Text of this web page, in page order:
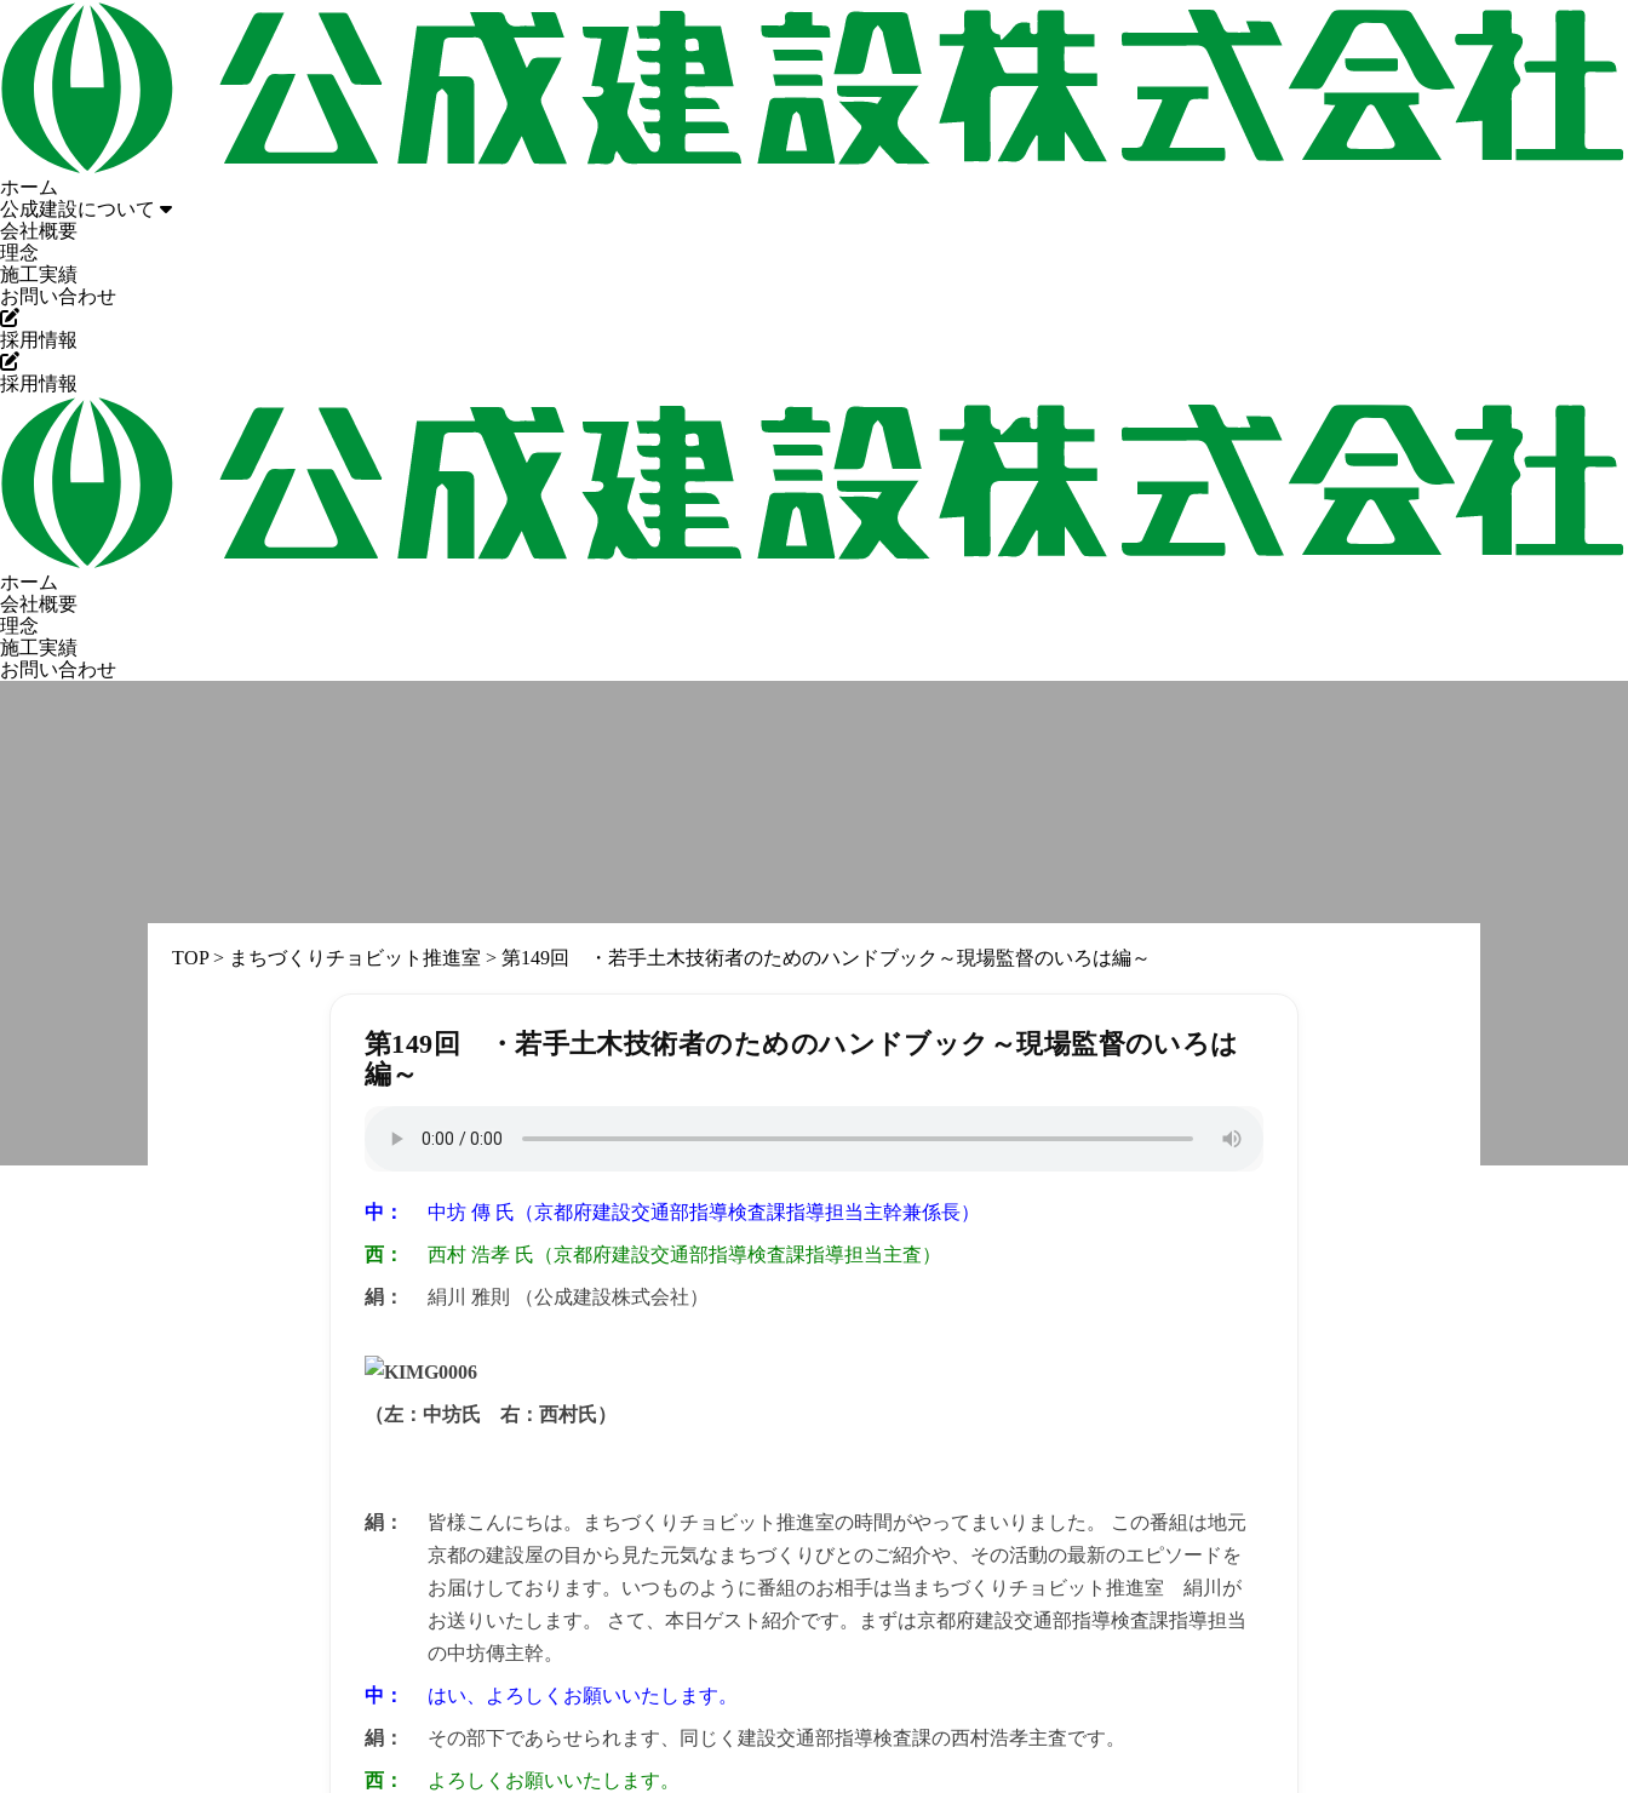
ホーム
公成建設について
会社概要
理念
施工実績
お問い合わせ
採用情報
採用情報
ホーム
会社概要
理念
施工実績
お問い合わせ
TOP> まちづくりチョビット推進室 > 第149回 ・若手土木技術者のためのハンドブック～現場監督のいろは編～
第149回 ・若手土木技術者のためのハンドブック～現場監督のいろは
編～
中： 中坊 傳 氏（京都府建設交通部指導検査課指導担当主幹兼係長）
西： 西村 浩孝 氏（京都府建設交通部指導検査課指導担当主査）
絹： 絹川 雅則 （公成建設株式会社）
（左：中坊氏 右：西村氏）
絹：
皆様こんにちは。まちづくりチョビット推進室の時間がやってまいりました。 この番組は地元
京都の建設屋の目から見た元気なまちづくりびとのご紹介や、その活動の最新のエピソードを
お届けしております。いつものように番組のお相手は当まちづくりチョビット推進室 絹川が
お送りいたします。 さて、本日ゲスト紹介です。まずは京都府建設交通部指導検査課指導担当
の中坊傳主幹。
中： はい、よろしくお願いいたします。
絹： その部下であらせられます、同じく建設交通部指導検査課の西村浩孝主査です。
西： よろしくお願いいたします。